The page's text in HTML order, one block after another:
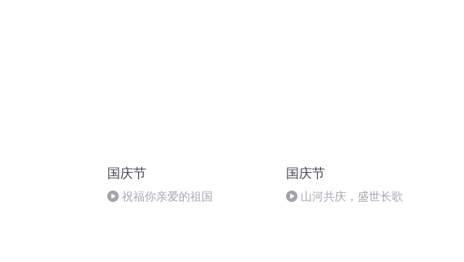
国庆节
祝福你亲爱的祖国
国庆节
山河共庆，盛世长歌